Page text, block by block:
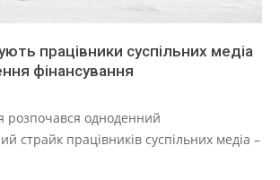
працівники суспільних медіа
фінансування
розпочався одноденний
страйк працівників суспільних медіа –